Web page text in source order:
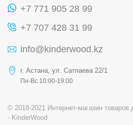
+7 771 905 28 99
+7 707 428 31 99
info@kinderwood.kz
г. Астана, ул. Сатпаева 22/1
Пн-Вс 10:00-19:00
© 2018-2021 Интернет-магазин
- KinderWood